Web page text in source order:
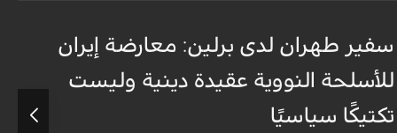
سفير طهران لدى برلين: معارضة إيران
للأسلحة النووية عقيدة دينية وليست
تكتيكًا سياسيًا